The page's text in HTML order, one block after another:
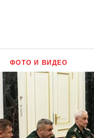
ФОТО И ВИДЕО